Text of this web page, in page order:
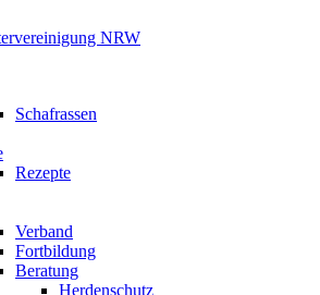
Schafrassen
Rezepte
Verband
Fortbildung
Beratung
Herdenschutz